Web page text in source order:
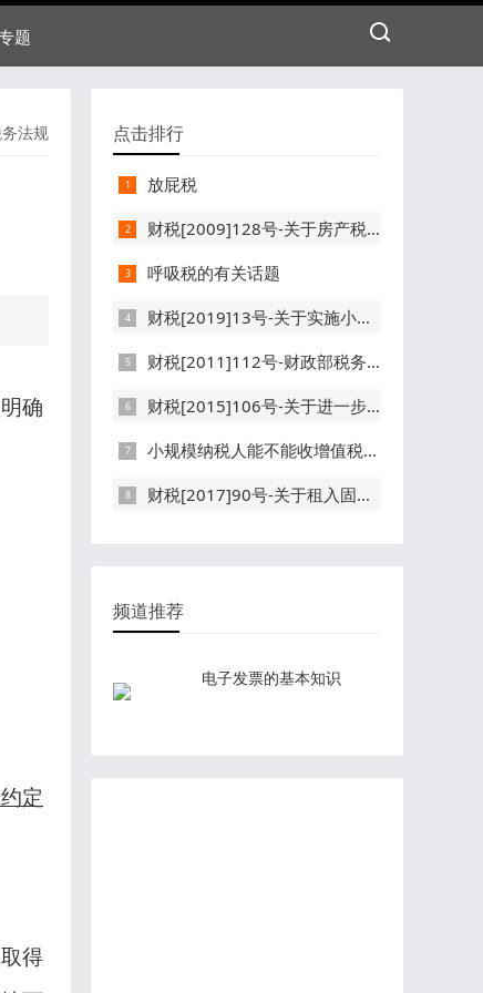
题
法规
确
定
得
点击排行
放屁税
财税[2009]128号-关于房产税城镇土地使用税有关问题的通知
呼吸税的有关话题
财税[2019]13号-关于实施小微企业普惠性税收减免政策的通知
财税[2011]112号-财政部税务总局关于新疆喀什霍尔果斯两个特殊经济开发区企业所得税优惠政策的通知
财税[2015]106号-关于进一步完善固定资产加速折旧企业所得税政策的通知
小规模纳税人能不能收增值税专用发票
财税[2017]90号-关于租入固定资产进项税额抵扣等增值税政策的通知
频道推荐
电子发票的基本知识